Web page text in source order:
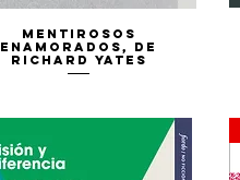
Vista rápida
Mentirosos
enamorados, de
Richard Yates